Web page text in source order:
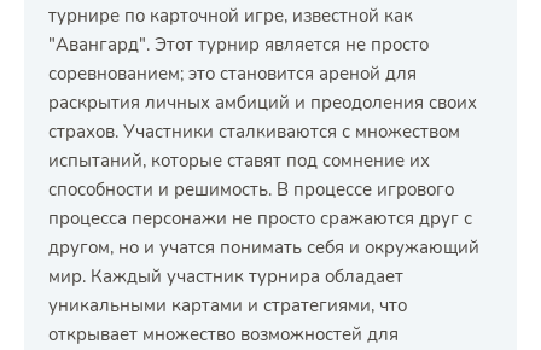
турнире по карточной игре, известной как
"Авангард". Этот турнир является не просто
соревнованием; это становится ареной для
раскрытия личных амбиций и преодоления своих
страхов. Участники сталкиваются с множеством
испытаний, которые ставят под сомнение их
способности и решимость. В процессе игрового
процесса персонажи не просто сражаются друг с
другом, но и учатся понимать себя и окружающий
мир. Каждый участник турнира обладает
уникальными картами и стратегиями, что
открывает множество возможностей для